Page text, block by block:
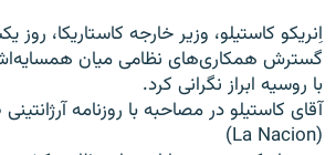
گزارش‌های ویدئویی
English
به ما بپیوندید
اِنریکو کاستیلو، وزیر خارجه کاستاریکا، روز
گسترش همکاری‌های نظامی میان همسایه‌اش،
با روسیه ابراز نگرانی کرد.
آقای کاستیلو در مصاحبه با روزنامه
(La Nacion)